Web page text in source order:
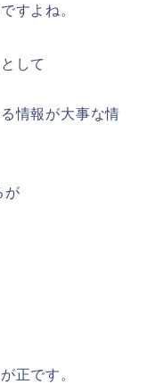
すよね。
して
情報が大事な情
が
正です。